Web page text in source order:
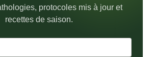
protocoles mis à jour et
recettes de saison.